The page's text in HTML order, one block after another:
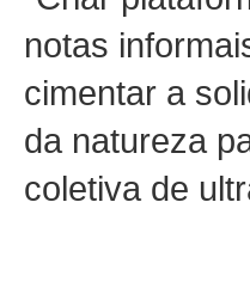
notas
cimentar a
da natureza
coletiva de